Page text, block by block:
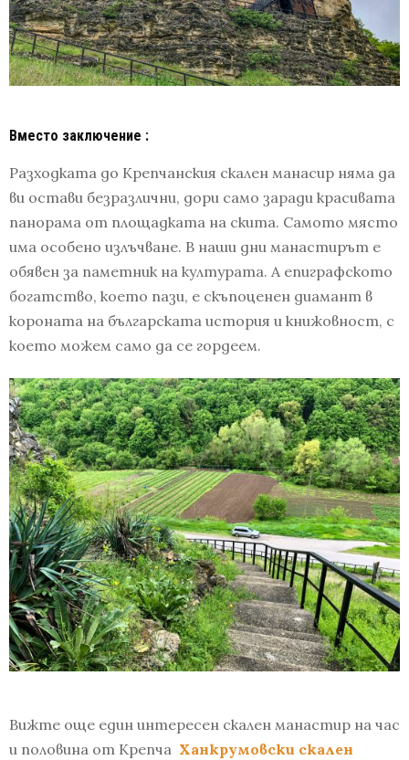
Вместо заключение :
Разходката до Крепчанския скален манасир няма да
ви остави безразлични, дори само заради красивата
панорама от площадката на скита. Самото място
има особено излъчване. В наши дни манастирът е
обявен за паметник на културата. А епиграфското
богатство, което пази, е скъпоценен диамант в
короната на българската история и книжовност, с
което можем само да се гордеем.
Вижте още един интересен скален манастир на час
и половина от Крепча Ханкрумовски скален